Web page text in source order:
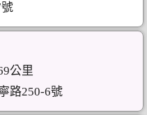
公里
路250-6號